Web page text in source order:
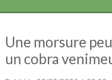
Une morsure
un cobra